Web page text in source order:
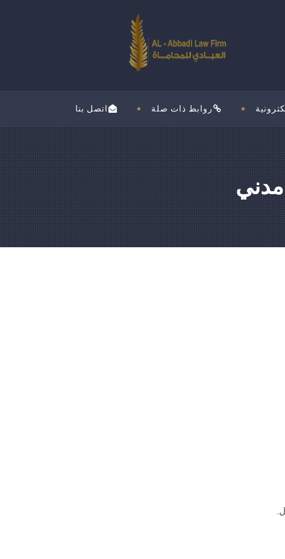
اتصل بنا روابط ذات صلة